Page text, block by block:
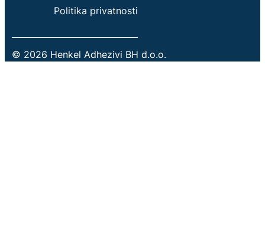
Politika privatnosti
© 2026 Henkel Adhezivi BH d.o.o.